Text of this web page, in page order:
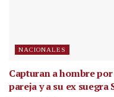
NACIONALES
Capturan a hombre
pareja y a su ex suegra